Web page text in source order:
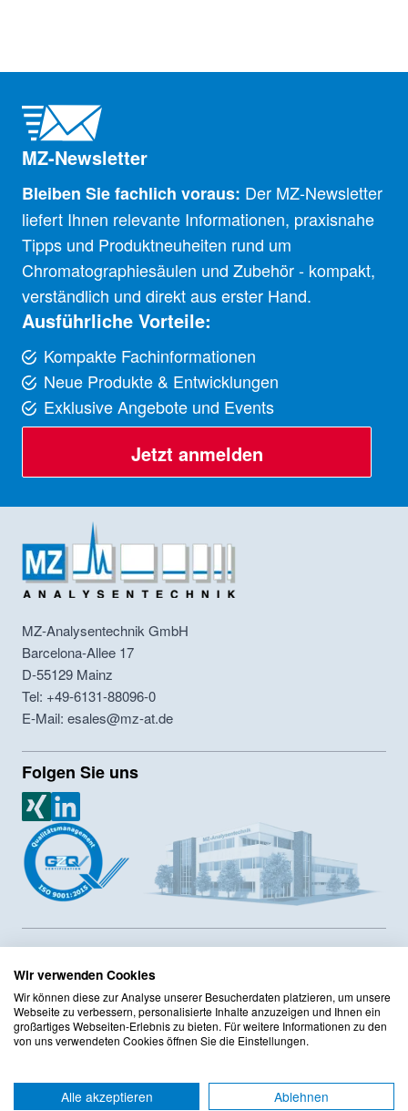
MZ-Newsletter
Bleiben Sie fachlich voraus: Der MZ-Newsletter
liefert Ihnen relevante Informationen, praxisnahe
Tipps und Produktneuheiten rund um
Chromatographiesäulen und Zubehör - kompakt,
verständlich und direkt aus erster Hand.
Ausführliche Vorteile:
Kompakte Fachinformationen
Neue Produkte & Entwicklungen
Exklusive Angebote und Events
Jetzt anmelden
MZ-Analysentechnik GmbH
Barcelona-Allee 17
D-55129 Mainz
Tel: +49-6131-88096-0
E-Mail: esales@mz-at.de
Folgen Sie uns
MZ Analysentechnik Xing
MZ Analysentechnik LinkedIn
MZ-Analysentechnik GmbH ist Hersteller von HPLC- und GPC-
Säulen sowie Lieferant von Chromatographiesäulen und
Zubehör seit 1986. Das Unternehmen hat ein
Innerbertriebliches Compliance Programm sowie ein
Qualitätsmanagement mit DIN ISO 9001:2015 Zertifizierung
implementiert. Das Sortiment umfasst mehr als 125 Hersteller
Wir verwenden Cookies
Wir können diese zur Analyse unserer Besucherdaten platzieren, um unsere
Webseite zu verbessern, personalisierte Inhalte anzuzeigen und Ihnen ein
großartiges Webseiten-Erlebnis zu bieten. Für weitere Informationen zu den
von uns verwendeten Cookies öffnen Sie die Einstellungen.
Alle akzeptieren Ablehnen